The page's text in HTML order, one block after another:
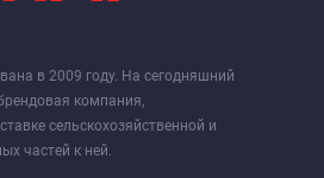
в 2009 году. На сегодняшний
компания,
сельскохозяйственной и
частей к ней.